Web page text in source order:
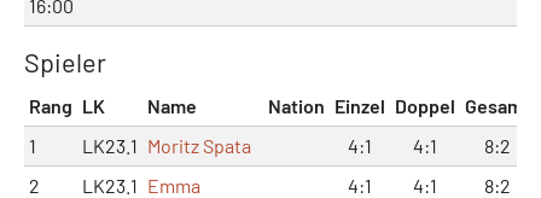
16:00
Spieler
Rang LK Name Nation Einzel Doppel Gesamt
1
LK23.1 Moritz Spata 4:1 4:1
8:2
2
LK23.1 Emma
4:1 4:1 8:2